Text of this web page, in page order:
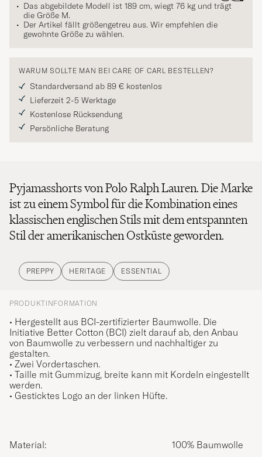
Das abgebildete Modell ist 189 cm, wiegt 76 kg und trägt
die Größe M.
Der Artikel fällt größengetreu aus. Wir empfehlen die
gewohnte Größe zu wählen.
WARUM SOLLTE MAN BEI CARE OF CARL BESTELLEN?
Standardversand ab 89 € kostenlos
Lieferzeit 2-5 Werktage
Kostenlose Rücksendung
Persönliche Beratung
Pyjamasshorts von Polo Ralph Lauren. Die Marke
ist zu einem Symbol für die Kombination eines
klassischen englischen Stils mit dem entspannten
Stil der amerikanischen Ostküste geworden.
PREPPY HERITAGE ESSENTIAL
PRODUKTINFORMATION
• Hergestellt aus BCI-zertifizierter Baumwolle. Die
Initiative Better Cotton (BCI) zielt darauf ab, den Anbau
von Baumwolle zu verbessern und nachhaltiger zu
gestalten.
• Zwei Vordertaschen.
• Taille mit Gummizug, breite kann mit Kordeln eingestellt
werden.
• Gesticktes Logo an der linken Hüfte.
Material: 100% Baumwolle